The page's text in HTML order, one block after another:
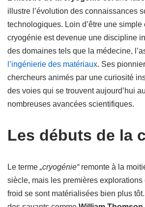
illustre l’évolution des connaissances
technologiques. Loin d’être une simple
cryogénie est devenue une discipline
des domaines tels que la médecine,
l’ingénierie des matériaux. Ses
chercheurs animés par une curiosité
des voies qui se trouvent aujourd’hui
nombreuses avancées scientifiques.
Les débuts de la
Le terme „cryogénie“remonte à la
siècle, mais les premières explorations
froid se sont matérialisées bien plus